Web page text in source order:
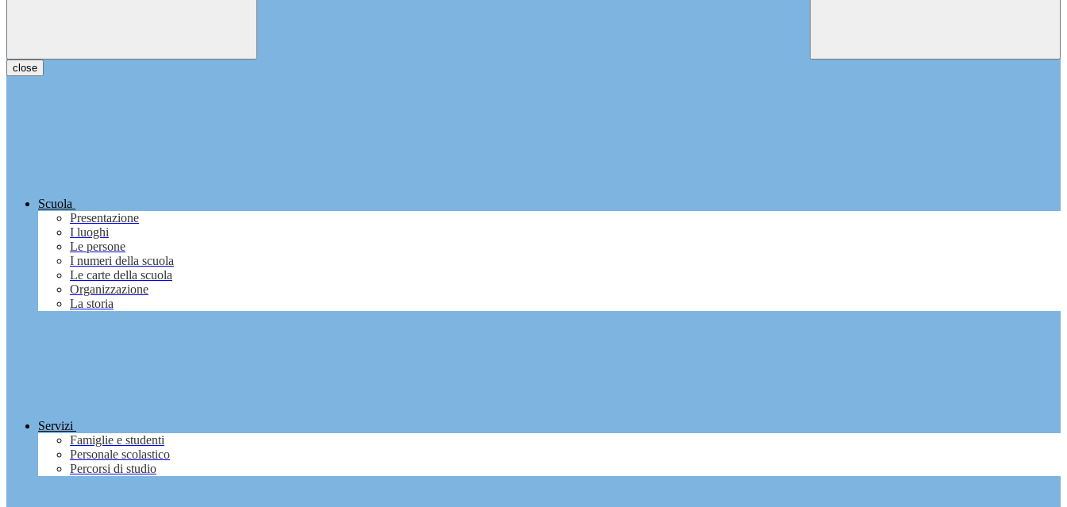
close
Scuola
Presentazione
I luoghi
Le persone
I numeri della scuola
Le carte della scuola
Organizzazione
La storia
Servizi
Famiglie e studenti
Personale scolastico
Percorsi di studio